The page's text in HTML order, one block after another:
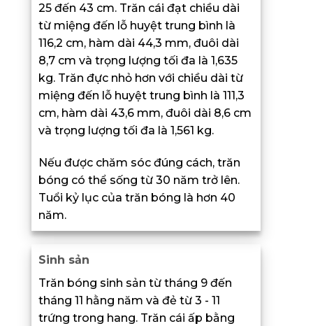
25 đến 43 cm. Trăn cái đạt chiều dài
từ miệng đến lỗ huyệt trung bình là
116,2 cm, hàm dài 44,3 mm, đuôi dài
8,7 cm và trọng lượng tối đa là 1,635
kg. Trăn đực nhỏ hơn với chiều dài từ
miệng đến lỗ huyệt trung bình là 111,3
cm, hàm dài 43,6 mm, đuôi dài 8,6 cm
và trọng lượng tối đa là 1,561 kg.
Nếu được chăm sóc đúng cách, trăn
bóng có thể sống từ 30 năm trở lên.
Tuổi kỷ lục của trăn bóng là hơn 40
năm.
Sinh sản
Trăn bóng sinh sản từ tháng 9 đến
tháng 11 hằng năm và đẻ từ 3 - 11
trứng trong hang. Trăn cái ấp bằng